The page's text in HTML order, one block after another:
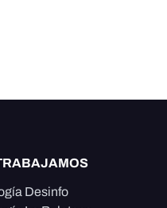
Desinfo